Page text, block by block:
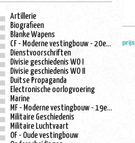
Artillerie
Biografieen
Blanke Wapens
CF - Moderne vestingbouw - 20e eeuw
Dienstvoorschriften
Divisie geschiedenis WO I
Divisie geschiedenis WO II
Duitse Propaganda
Electronische oorlogvoering
Marine
MF - Moderne vestingbouw - 19e eeuw
Militaire Geschiedenis
Militaire Luchtvaart
OF - Oude vestingbouw
prijs